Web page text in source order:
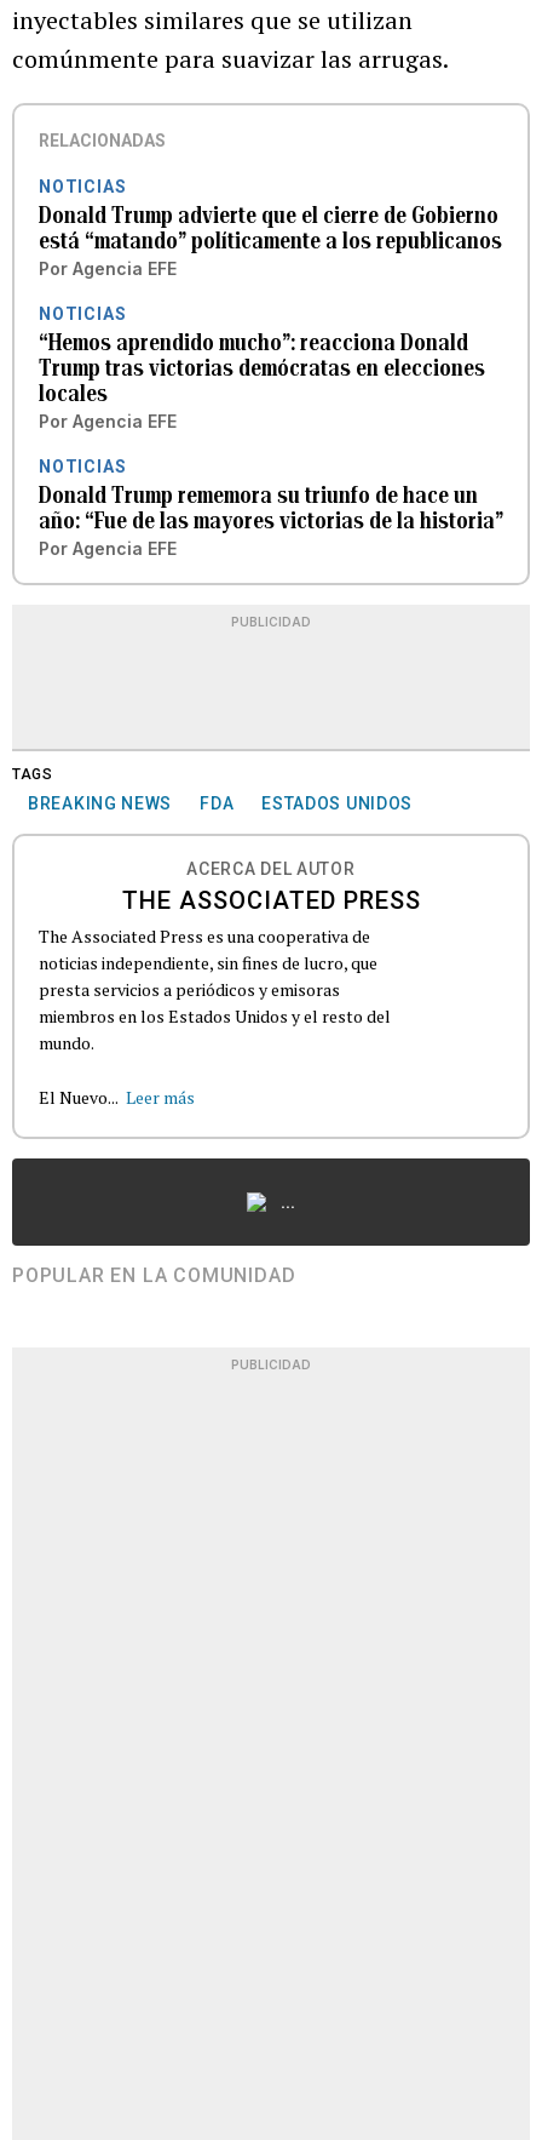
inyectables similares que se utilizan
comúnmente para suavizar las arrugas.
RELACIONADAS
NOTICIAS
Donald Trump advierte que el cierre de Gobierno
está “matando” políticamente a los republicanos
Por Agencia EFE
NOTICIAS
“Hemos aprendido mucho”: reacciona Donald
Trump tras victorias demócratas en elecciones
locales
Por Agencia EFE
NOTICIAS
Donald Trump rememora su triunfo de hace un
año: “Fue de las mayores victorias de la historia”
Por Agencia EFE
PUBLICIDAD
TAGS
BREAKING NEWS FDA ESTADOS UNIDOS
ACERCA DEL AUTOR
THE ASSOCIATED PRESS
The Associated Press es una cooperativa de
noticias independiente, sin fines de lucro, que
presta servicios a periódicos y emisoras
miembros en los Estados Unidos y el resto del
mundo.
El Nuevo... Leer más
...
POPULAR EN LA COMUNIDAD
PUBLICIDAD